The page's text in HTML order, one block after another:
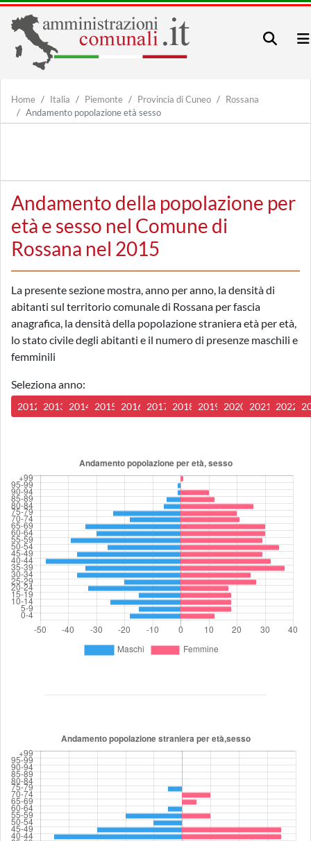
Home Italia Piemonte Provincia di Cuneo
Rossana
Andamento popolazione età sesso
Andamento della popolazione per
età e sesso nel Comune di
Rossana nel 2015
La presente sezione mostra, anno per anno, la densità di
abitanti sul territorio comunale di Rossana per fascia
anagrafica, la densità della popolazione straniera età per età,
lo stato civile degli abitanti e il numero di presenze maschili e
femminili
Seleziona anno:
2012 2013 2014 2015 2016 2017 2018 2019 2020 2021 2022